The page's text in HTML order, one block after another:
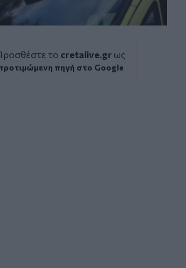
το cretalive.gr ως
πηγή στο Google